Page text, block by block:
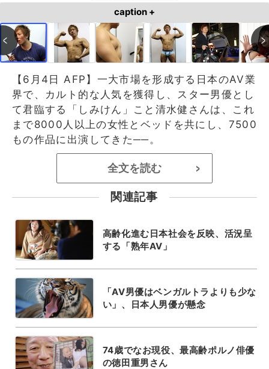
caption +
【6月4日 AFP】一大市場を形成する日本のAV業
界で、カルト的な人気を獲得し、スター男優とし
て君臨する「しみけん」こと清水健さんは、これ
まで8000人以上の女性とベッドを共にし、7500
もの作品に出演してきた──。
全文を読む >
関連記事
高齢化進む日本社会を反映、活況呈
する「熟年AV」
「AV男優はベンガルトラよりも少な
い」、日本人男優が懸念
74歳でなお現役、最高齢ポルノ俳優
の徳田重男さん